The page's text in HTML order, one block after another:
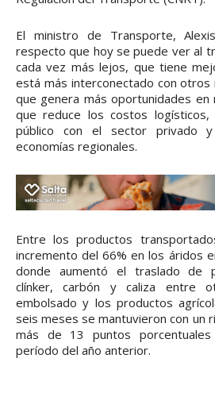
El ministro de Transporte,
respecto que hoy se puede ver al
cada vez más lejos, que tiene
está más interconectado con
que genera más oportunidades en
que reduce los costos
público con el sector privado
economías regionales.
Entre los productos
incremento del 66% en los áridos
donde aumentó el traslado de
clínker, carbón y caliza entre
embolsado y los productos
seis meses se mantuvieron con un
más de 13 puntos
período del año anterior.